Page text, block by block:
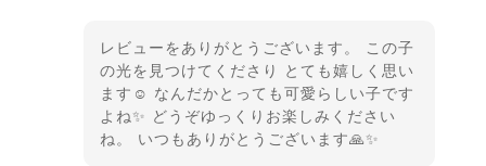
レビューをありがとうございます。 この子
の光を見つけてくださり とても嬉しく思い
ます☺️ なんだかとっても可愛らしい子です
よね✨ どうぞゆっくりお楽しみください
ね。 いつもありがとうございます🙏✨